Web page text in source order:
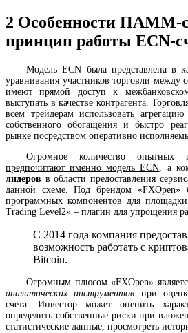
2 Особенности ПАММ-
принцип работы ECN-
Модель ECN была представлена в
уравнивания участников торговли между
имеют прямой доступ к
выступать в качестве контрагента.
всем трейдерам использовать
собственного обогащения и быстро
рынке посредством оперативно
Огромное количество опытных
предпочитают именно модель ECN, а
лидеров в области предоставления
данной схеме. Под брендом «FXOpen»
программных компонентов для
Trading Level2» – плагин для упрощения
С 2014 года компания
возможность работать с
Bitcoin.
Огромным плюсом «FXOpen»
аналитических инструментов при
счета. Инвестор может оценить
определить собственные риски при
статистические данные, просмотреть